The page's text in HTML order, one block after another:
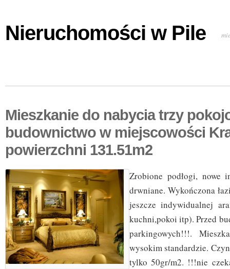
Nieruchomości w Pile
Mieszkanie do nabycia trzy
budownictwo w miejscowości
powierzchni 131.51m2
Zrobione podłogi, nowe
drwniane. Wykończona
jeszcze indywidualnej
kuchni,pokoi itp). Przed
parkingowych!!!.
wysokim standardzie.
tylko 50gr/m2. !!!nie